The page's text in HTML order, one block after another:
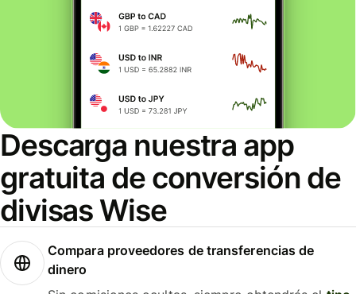
Descarga nuestra app
gratuita de conversión de
divisas Wise
Compara proveedores de transferencias de
dinero